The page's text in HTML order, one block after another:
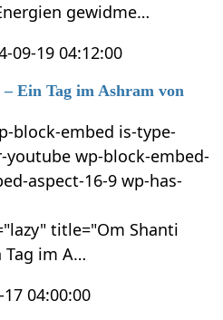
gewidme…
09-19 04:12:00
Ein Tag im Ashram von
block-embed is-type-
youtube wp-block-embed-
aspect-16-9 wp-has-
title="Om Shanti
Tag im A…
04:00:00